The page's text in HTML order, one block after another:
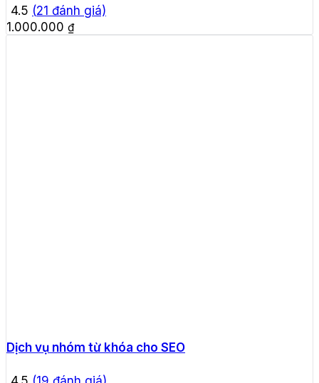
4.5 (21 đánh giá)
1.000.000 ₫
Dịch vụ nhóm từ khóa cho SEO